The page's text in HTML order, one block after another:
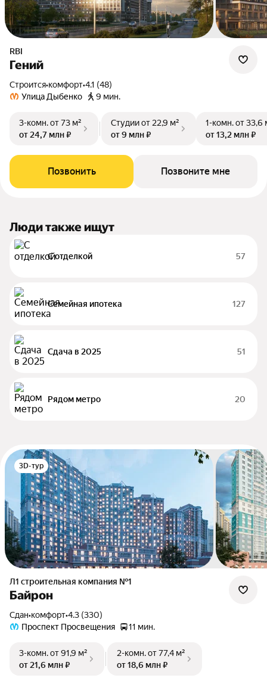
RBI
Гений
Строится•комфорт•4.1 (48)
Улица Дыбенко
9 мин.
3-комн.от 73 м²
от 24,7 млн ₽
Студииот 22,9 м²
от 9 млн ₽
1-комн.от 33,6
от 13,2 млн ₽
Позвонить Позвоните мне
Люди также ищут
С отделкой 57
Семейная ипотека 127
Сдача в 2025 51
Рядом метро 20
3D-тур
Л1 cтроительная компания №1
Байрон
Сдан•комфорт•4.3 (330)
Проспект Просвещения
11 мин.
3-комн.от 91,9 м²
от 21,6 млн ₽
2-комн.от 77,4 м²
от 18,6 млн ₽